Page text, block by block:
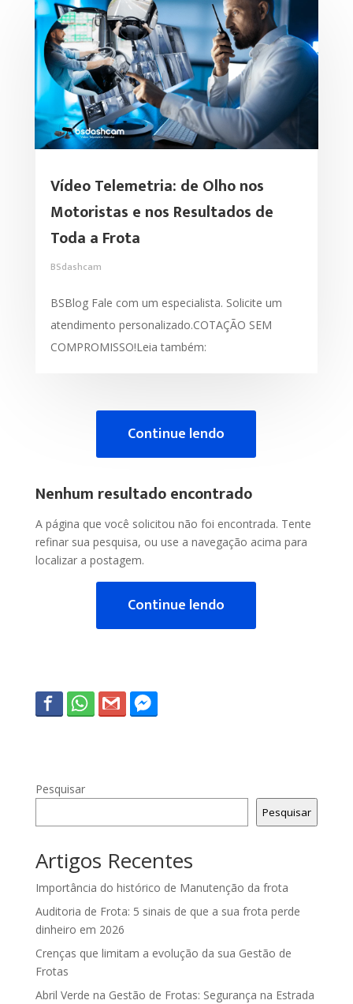
Vídeo Telemetria: de Olho nos
Motoristas e nos Resultados de
Toda a Frota
BSdashcam
BSBlog Fale com um especialista. Solicite um
atendimento personalizado.COTAÇÃO SEM
COMPROMISSO!Leia também:
Continue lendo
Nenhum resultado encontrado
A página que você solicitou não foi encontrada. Tente
refinar sua pesquisa, ou use a navegação acima para
localizar a postagem.
Continue lendo
Pesquisar
Pesquisar
Artigos Recentes
Importância do histórico de Manutenção da frota
Auditoria de Frota: 5 sinais de que a sua frota perde
dinheiro em 2026
Crenças que limitam a evolução da sua Gestão de
Frotas
Abril Verde na Gestão de Frotas: Segurança na Estrada